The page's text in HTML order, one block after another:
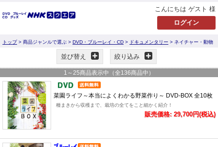
こんにちは ゲスト 様
トップ> 商品ジャンルで選ぶ > DVD・ブルーレイ・CD > ドキュメンタリー > ネイチャー・動物
並び替え 絞り込み
1 ～ 25商品表示中（全136商品中）
菜園ライフ～本当によくわかる野菜作り～ DVD-BOX 全10枚
種まきから収穫まで、栽培の全てをこと細かく紹介！
販売価格: 29,700円(税込)